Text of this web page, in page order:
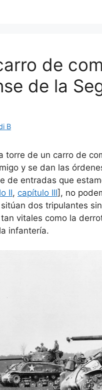
de
de la
B
torre de un carro de
y se dan las
de entradas que
II, capítulo III], no
dos tripulantes
vitales como la
infantería.